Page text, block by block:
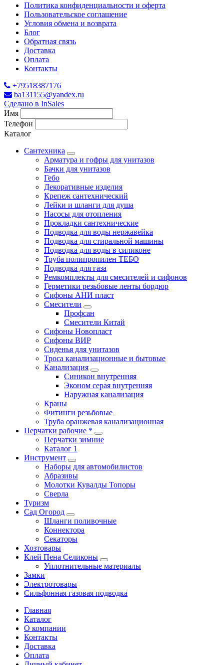
Политика конфиденциальности и оферта
Пользовательское соглашение
Условия обмена и возврата
Блог
Обратная связь
Доставка
Оплата
Контакты
+79518387176
ba131155@yandex.ru
Сделано в InSales
Имя
Телефон
Каталог
Сантехника
Арматура и гофры для унитазов
Бачки для унитазов
Гебо
Декоративные изделия
Крепеж сантехнический
Лейки и шланги для душа
Насосы для отопления
Прокладки сантехнические
Подводка для воды нержавейка
Подводка для стиральной машины
Подводка для воды в силиконе
Труба полипропилен ТЕБО
Подводка для газа
Ремкомплекты для смесителей и сифонов
Герметики резьбовые ленты бордюр
Сифоны АНИ пласт
Смесители
Профсан
Смесители Китай
Сифоны Новопласт
Сифоны ВИР
Сиденья для унитазов
Троса канализационные и бытовые
Канализация
Синикон внутренняя
Эконом серая внутренняя
Наружная канализация
Краны
Фитинги резьбовые
Труба оранжевая канализационная
Перчатки рабочие *
Перчатки зимние
Каталог 1
Инструмент
Наборы для автомобилистов
Абразивы
Молотки Кувалды Топоры
Сверла
Туризм
Сад Огород
Шланги поливочные
Коннектора
Секаторы
Хозтовары
Клей Пена Селиконы
Уплотнительные материалы
Замки
Электротовары
Сильфонная газовая подводка
Главная
Каталог
О компании
Контакты
Доставка
Оплата